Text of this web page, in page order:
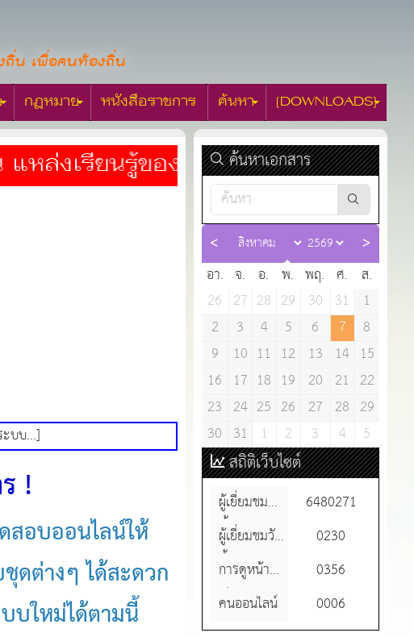
ถิ่น เพื่อคนท้องถิ่น
กฎหมาย หนังสือราชการ ค้นหา [DOWNLOADS]
ยนรู้ของคนท้องถิ่น***สนับสนุนเว็บไ
ก่อนใช้งานระบบ...]
!
อบออนไลน์ให้
ดต่างๆ ได้สะดวก
บใหม่ได้ตามนี้
ค้นหาเอกสาร
อา. จ. อ. พ. พฤ. ศ. ส.
26 27 28 29 30 31
1
2
3 4 5 6 7
8
9
10 11 12 13 14 15
16 17 18 19 20 21 22
23 24 25 26 27 28 29
30 31 1 2 3 4 5
สถิติเว็บไซต์
ผู้เยี่ยมชม
ทั้งหมด
6480271
ผู้เยี่ยมชมวัน
นี้
0230
การดูหน้า
เว็บ
0356
คนออนไลน์
0006